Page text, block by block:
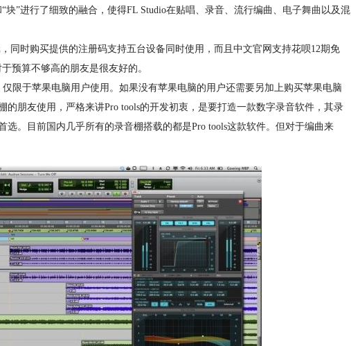
”进行了细致的融合，使得FL Studio在贴唱、录音、流行编曲、 电子舞曲 以及混
同时购买提供的注册码支持五台设备同时使用，而且中文官网支持花呗12期免
预算不够高的朋友是很友好的。
限于苹果电脑用户使用。如果没有苹果电脑的用户还需要另加上购买苹果电脑
朋友使用，严格来讲Pro tools的开发初衷，是要打造一款数字录音软件，其录
。目前国内几乎所有的录音棚搭载的都是Pro tools这款软件。但对于编曲来